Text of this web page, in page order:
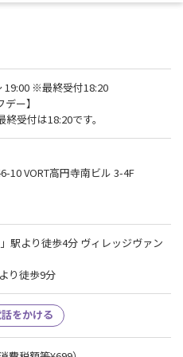
めご了承いただきますようお願い
the following period.
17th (MON).
Pass will not be available during
the facility daily.
and we appreciate your
19:00 ※最終受付18:20
ー】
受付は18:20です。
10 VORT高円寺南ビル 3-4F
駅より徒歩4分 ヴィレッジヴァン
り徒歩9分
をかける